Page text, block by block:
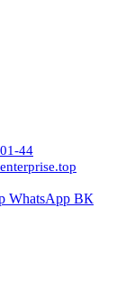
44
WhatsApp ВК